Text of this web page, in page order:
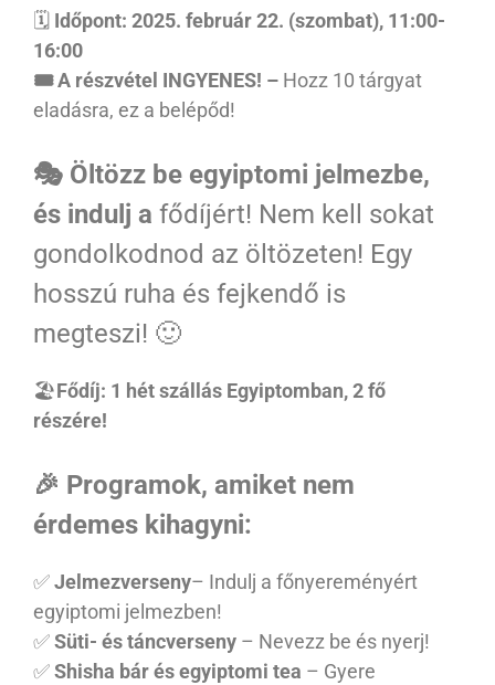
🗓 Időpont: 2025. február 22. (szombat), 11:00-
16:00
🎟 A részvétel INGYENES! – Hozz 10 tárgyat
eladásra, ez a belépőd!
🎭 Öltözz be egyiptomi jelmezbe,
és indulj a fődíjért! Nem kell sokat
gondolkodnod az öltözeten! Egy
hosszú ruha és fejkendő is
megteszi! 🙂
🏖️Fődíj: 1 hét szállás Egyiptomban, 2 fő
részére!
🎉 Programok, amiket nem
érdemes kihagyni:
✅Jelmezverseny– Indulj a főnyereményért
egyiptomi jelmezben!
✅Süti- és táncverseny – Nevezz be és nyerj!
✅Shisha bár és egyiptomi tea – Gyere